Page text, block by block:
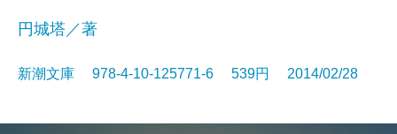
円城塔／著
新潮文庫 978-4-10-125771-6 539円 2014/02/28